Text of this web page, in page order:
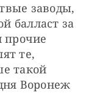
заводы,
балласт за
прочие
те,
такой
Воронеж